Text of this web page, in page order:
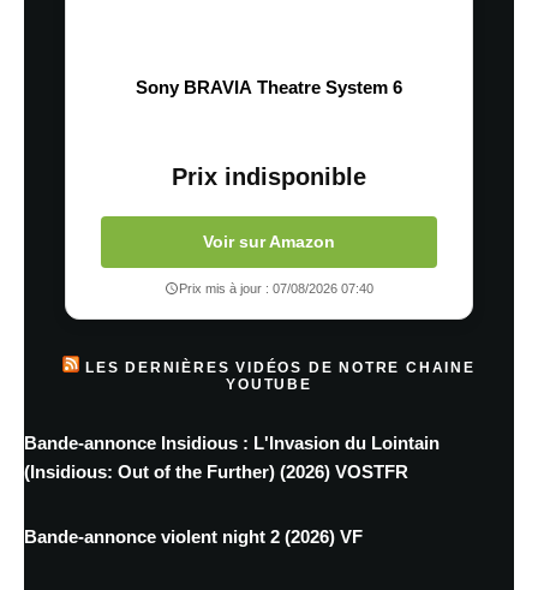
Sony BRAVIA Theatre System 6
Prix indisponible
Voir sur Amazon
Prix mis à jour : 07/08/2026 07:40
LES DERNIÈRES VIDÉOS DE NOTRE CHAINE
YOUTUBE
Bande-annonce Insidious : L'Invasion du Lointain
(Insidious: Out of the Further) (2026) VOSTFR
Bande-annonce violent night 2 (2026) VF